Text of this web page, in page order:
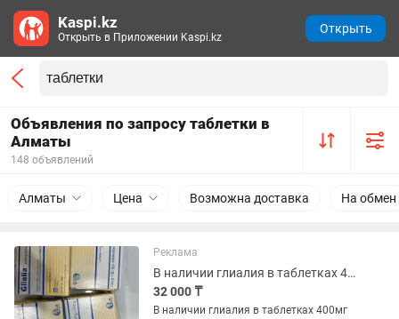
Объявления по запросу таблетки в
Алматы
148 объявлений
Алматы Цена Возможна доставка На обмен
Реклама
В наличии глиалия в таблетках 400мг 60таб
32 000 ₸
В наличии глиалия в таблетках 400мг
Kaspi.kz
Открыть в Приложении Kaspi.kz
Открыть